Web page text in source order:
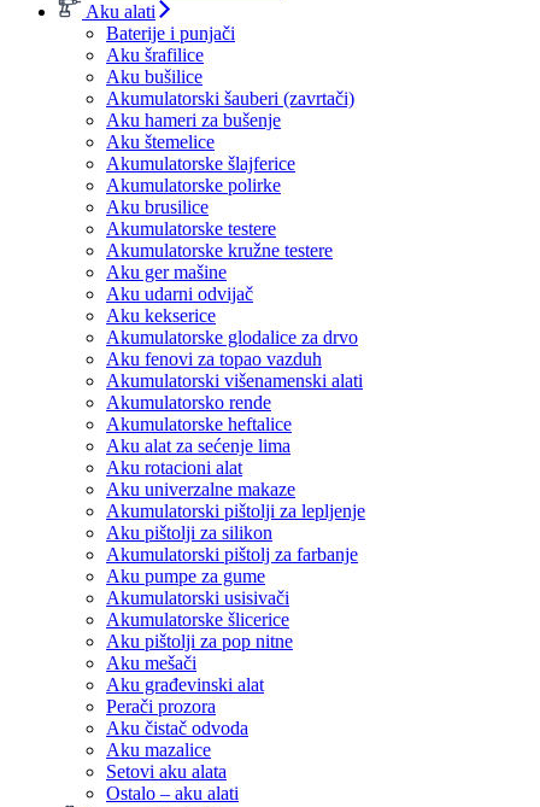
Aku alati
Baterije i punjači
Aku šrafilice
Aku bušilice
Akumulatorski šauberi (zavrtači)
Aku hameri za bušenje
Aku štemelice
Akumulatorske šlajferice
Akumulatorske polirke
Aku brusilice
Akumulatorske testere
Akumulatorske kružne testere
Aku ger mašine
Aku udarni odvijač
Aku kekserice
Akumulatorske glodalice za drvo
Aku fenovi za topao vazduh
Akumulatorski višenamenski alati
Akumulatorsko rende
Akumulatorske heftalice
Aku alat za sećenje lima
Aku rotacioni alat
Aku univerzalne makaze
Akumulatorski pištolji za lepljenje
Aku pištolji za silikon
Akumulatorski pištolj za farbanje
Aku pumpe za gume
Akumulatorski usisivači
Akumulatorske šlicerice
Aku pištolji za pop nitne
Aku mešači
Aku građevinski alat
Perači prozora
Aku čistač odvoda
Aku mazalice
Setovi aku alata
Ostalo – aku alati